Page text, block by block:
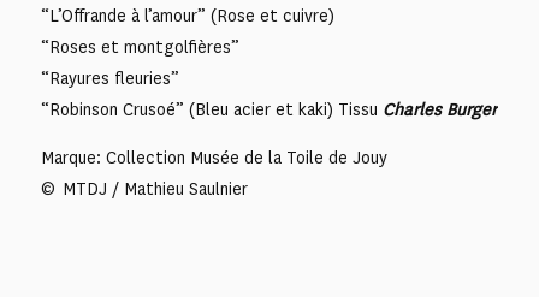
“L’Offrande à l’amour” (Rose et cuivre)
“Roses et montgolfières”
“Rayures fleuries”
“Robinson Crusoé” (Bleu acier et kaki) Tissu Charles Burger
Marque: Collection Musée de la Toile de Jouy
© MTDJ / Mathieu Saulnier